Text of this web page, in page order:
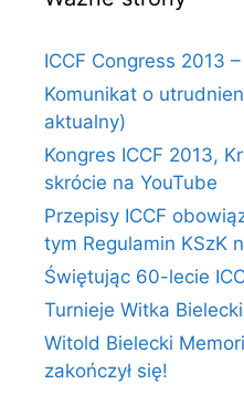
ICCF Congress 2013
Komunikat o
aktualny)
Kongres ICCF 2013,
skrócie na YouTube
Przepisy ICCF
tym Regulamin KSzK
Świętując 60-lecie
Turnieje Witka
Witold Bielecki
zakończył się!